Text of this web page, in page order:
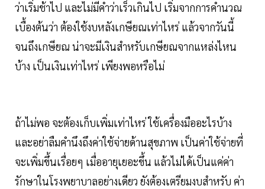
ว่าเริ่มช้าไป และไม่มีคำว่าเร็วเกินไป เริ่มจากการคำนวณ
เบื้องต้นว่า ต้องใช้งบหลังเกษียณเท่าไหร่ แล้วจากวันนี้
จนถึงเกษียณ น่าจะมีเงินสำหรับเกษียณจากแหล่งไหน
บ้าง เป็นเงินเท่าไหร่ เพียงพอหรือไม่
ถ้าไม่พอ จะต้องเก็บเพิ่มเท่าไหร่ ใช้เครื่องมืออะไรบ้าง
และอย่าลืมคำนึงถึงค่าใช้จ่ายด้านสุขภาพ เป็นค่าใช้จ่ายที่
จะเพิ่มขึ้นเรื่อยๆ เมื่ออายุเยอะขึ้น แล้วไม่ได้เป็นแค่ค่า
รักษาในโรงพยาบาลอย่างเดียว ยังต้องเตรียมงบสำหรับ ค่า